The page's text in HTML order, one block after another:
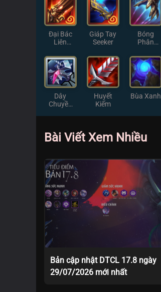
Đại Bác
Liên
Giáp Tay
Seeker
Bóng
Phân
Dây
Chuyền
Huyết
Kiếm
Bùa Xanh
Bài Viết Xem Nhiều
Bản cập nhật DTCL 17.8 ngày
29/07/2026 mới nhất